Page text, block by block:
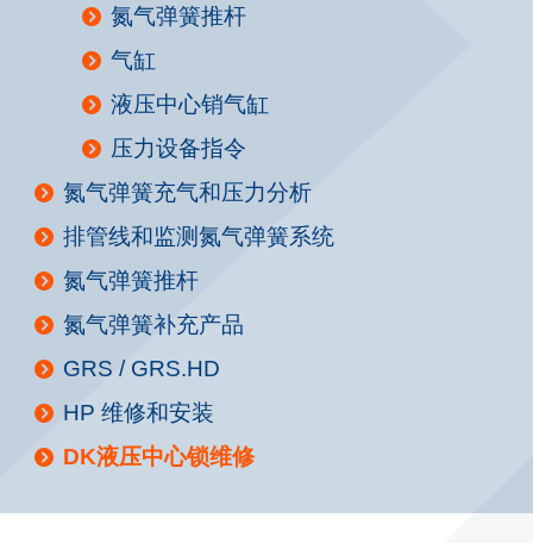
氮气弹簧推杆
气缸
液压中心销气缸
压力设备指令
氮气弹簧充气和压力分析
排管线和监测氮气弹簧系统
氮气弹簧推杆
氮气弹簧补充产品
GRS / GRS.HD
HP 维修和安装
DK液压中心锁维修